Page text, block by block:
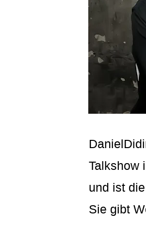
Talkshow
und ist
Sie gibt